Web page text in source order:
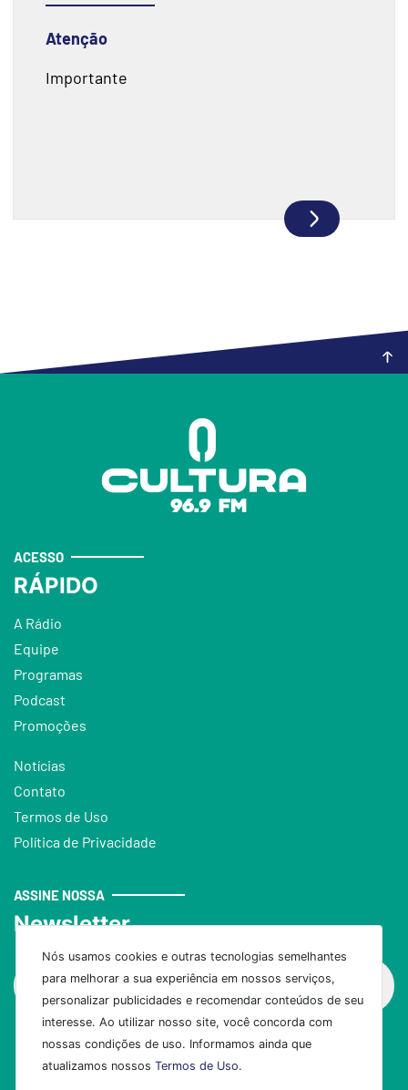
Nós usamos cookies e outras tecnologias semelhantes
para melhorar a sua experiência em nossos serviços,
personalizar publicidades e recomendar conteúdos de seu
interesse. Ao utilizar nosso site, você concorda com
nossas condições de uso. Informamos ainda que
atualizamos nossos Termos de Uso.
Atenção
Importante
ACESSO
RÁPIDO
A Rádio
Equipe
Programas
Podcast
Promoções
Notícias
Contato
Termos de Uso
Política de Privacidade
ASSINE NOSSA
Newsletter
Assinar